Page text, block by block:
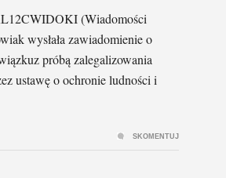
(Wiadomości
wysłała zawiadomienie o
próbą zalegalizowania
ustawę o ochronie ludności i
SKOMENTUJ